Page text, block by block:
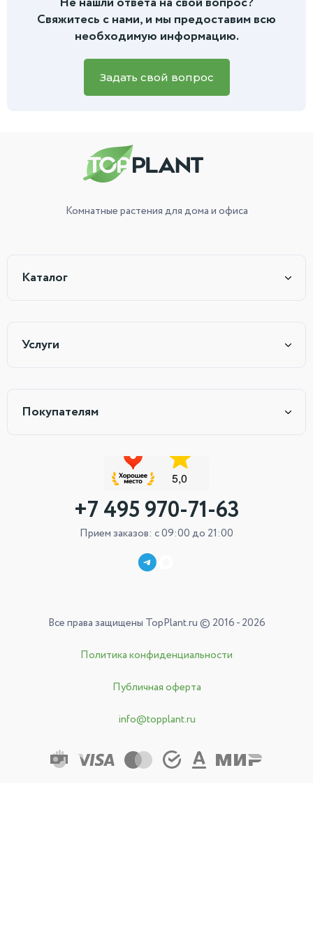
дальнейшей пересадке вы найдете в инструкции, которую
мы приложим к заказу.
или есть вопросы по уходу, вы всегда можете написать
в чат на сайте или в мессенджеры.
быстрой и точной помощи, пожалуйста, приложите фото
вашего зеленого питомца, и наш специалист обязательно
Свяжитесь с нами, и мы предоставим всю
необходимую информацию.
Задать свой вопрос
Комнатные растениядля дома и офиса
Каталог
Услуги
Покупателям
+7 495 970-71-63
Прием заказов: с 09:00 до 21:00
Все права защищены TopPlant.ru © 2016 - 2026
Политика конфиденциальности
Публичная оферта
info@topplant.ru